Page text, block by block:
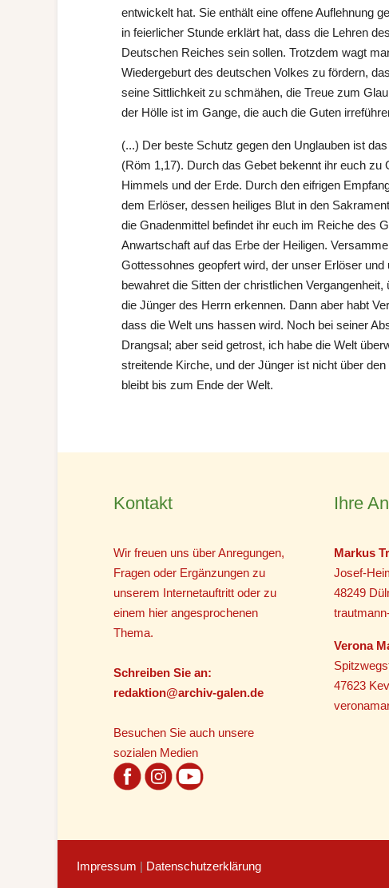
entwickelt hat. Sie enthält eine offene Auflehnung
in feierlicher Stunde erklärt hat, dass die Lehren
Deutschen Reiches sein sollen. Trotzdem wagt
Wiedergeburt des deutschen Volkes zu fördern,
seine Sittlichkeit zu schmähen, die Treue zum
der Hölle ist im Gange, die auch die Guten
(...) Der beste Schutz gegen den Unglauben ist
(Röm 1,17). Durch das Gebet bekennt ihr euch zu
Himmels und der Erde. Durch den eifrigen
dem Erlöser, dessen heiliges Blut in den
die Gnadenmittel befindet ihr euch im Reiche des
Anwartschaft auf das Erbe der Heiligen.
Gottessohnes geopfert wird, der unser Erlöser
bewahret die Sitten der christlichen
die Jünger des Herrn erkennen. Dann aber habt
dass die Welt uns hassen wird. Noch bei seiner
Drangsal; aber seid getrost, ich habe die Welt
streitende Kirche, und der Jünger ist nicht über
bleibt bis zum Ende der Welt.
Kontakt
Wir freuen uns über Anregungen,
Fragen oder Ergänzungen zu
unserem Internetauftritt oder zu
einem hier angesprochenen
Thema.
Schreiben Sie an:
redaktion@archiv-galen.de
Besuchen Sie auch unsere
sozialen Medien
Ihre
Markus
Josef-
48249
Verona
47623
Impressum | Datenschutzerklärung